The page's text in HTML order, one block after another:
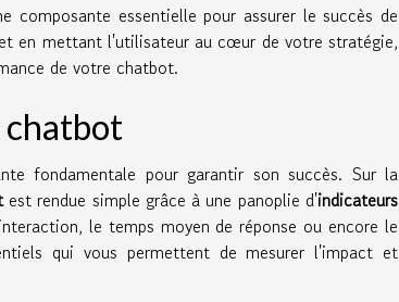
composante essentielle pour assurer le succès de
en mettant l'utilisateur au cœur de votre stratégie,
de votre chatbot.
chatbot
fondamentale pour garantir son succès. Sur la
est rendue simple grâce à une panoplie d'indicateurs
le temps moyen de réponse ou encore le
qui vous permettent de mesurer l'impact et